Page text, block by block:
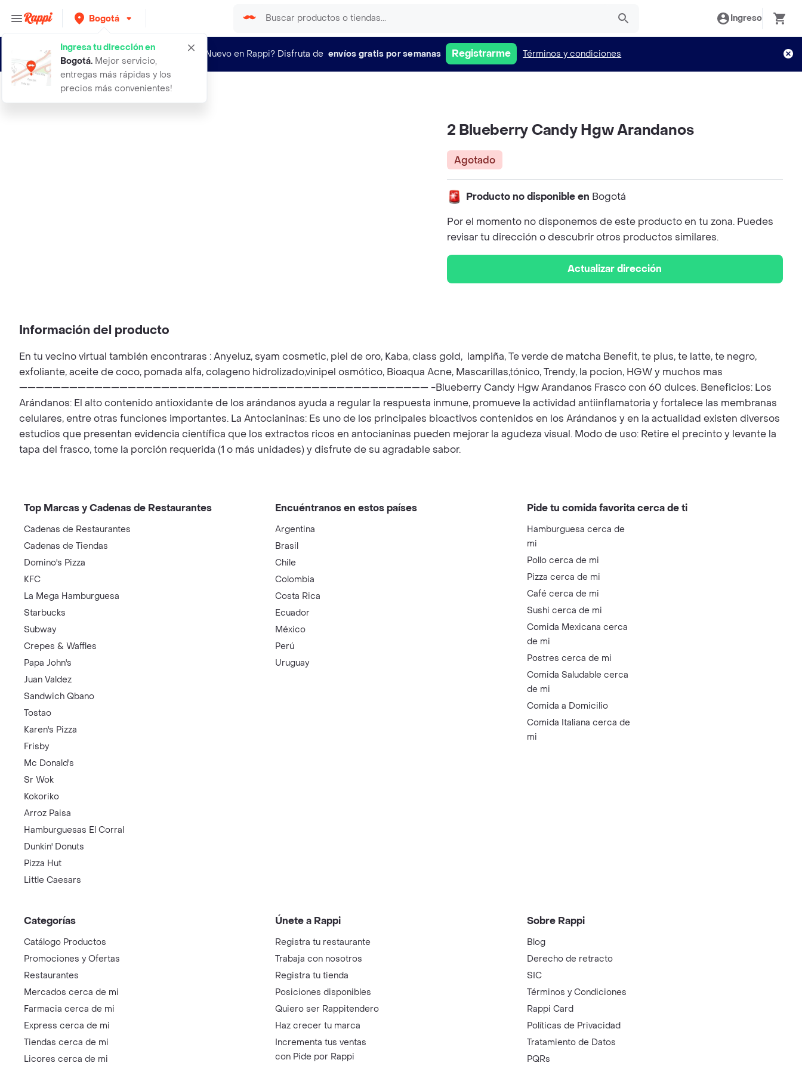
Bogotá
Ingresa tu dirección en
Bogotá. Mejor servicio,
entregas más rápidas y los
precios más convenientes!
Ingreso
¿Nuevo en Rappi? Disfruta de envíos gratis por semanas Registrarme Términos y condiciones
2 blueberry candy hgw arandanos
2 Blueberry Candy Hgw Arandanos
Agotado
Producto no disponible en Bogotá
Por el momento no disponemos de este producto en tu zona. Puedes
revisar tu dirección o descubrir otros productos similares.
Actualizar dirección
Información del producto
En tu vecino virtual también encontraras : Anyeluz, syam cosmetic, piel de oro, Kaba, class gold, lampiña, Te verde de matcha Benefit, te plus, te latte, te negro,
exfoliante, aceite de coco, pomada alfa, colageno hidrolizado,vinipel osmótico, Bioaqua Acne, Mascarillas,tónico, Trendy, la pocion, HGW y muchos mas
————————————————————————————————————————————————— -Blueberry Candy Hgw Arandanos Frasco con 60 dulces. Beneficios: Los
Arándanos: El alto contenido antioxidante de los arándanos ayuda a regular la respuesta inmune, promueve la actividad antiinflamatoria y fortalece las membranas
celulares, entre otras funciones importantes. La Antocianinas: Es uno de los principales bioactivos contenidos en los Arándanos y en la actualidad existen diversos
estudios que presentan evidencia científica que los extractos ricos en antocianinas pueden mejorar la agudeza visual. Modo de uso: Retire el precinto y levante la
tapa del frasco, tome la porción requerida (1 o más unidades) y disfrute de su agradable sabor.
Top Marcas y Cadenas de Restaurantes
Cadenas de Restaurantes
Cadenas de Tiendas
Domino's Pizza
KFC
La Mega Hamburguesa
Starbucks
Subway
Crepes & Waffles
Papa John's
Juan Valdez
Sandwich Qbano
Tostao
Karen's Pizza
Frisby
Mc Donald's
Sr Wok
Kokoriko
Arroz Paisa
Hamburguesas El Corral
Dunkin' Donuts
Pizza Hut
Little Caesars
Encuéntranos en estos países
Argentina
Brasil
Chile
Colombia
Costa Rica
Ecuador
México
Perú
Uruguay
Pide tu comida favorita cerca de ti
Hamburguesa cerca de
mi
Pollo cerca de mi
Pizza cerca de mi
Café cerca de mi
Sushi cerca de mi
Comida Mexicana cerca
de mi
Postres cerca de mi
Comida Saludable cerca
de mi
Comida a Domicilio
Comida Italiana cerca de
mi
Categorías
Catálogo Productos
Promociones y Ofertas
Restaurantes
Mercados cerca de mi
Farmacia cerca de mi
Express cerca de mi
Tiendas cerca de mi
Licores cerca de mi
Únete a Rappi
Registra tu restaurante
Trabaja con nosotros
Registra tu tienda
Posiciones disponibles
Quiero ser Rappitendero
Haz crecer tu marca
Incrementa tus ventas
con Pide por Rappi
Sobre Rappi
Blog
Derecho de retracto
SIC
Términos y Condiciones
Rappi Card
Políticas de Privacidad
Tratamiento de Datos
PQRs